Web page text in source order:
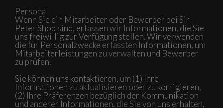
Personal
Wenn Sie ein Mitarbeiter oder Bewerber bei Sir
Peter Shop sind, erfassen wir Informationen, die Sie
uns freiwillig zur Verfügung stellen. Wir verwenden
die für Personalzwecke erfassten Informationen, um
Mitarbeiterleistungen zu verwalten und Bewerber
zu prüfen.
Sie können uns kontaktieren, um (1) Ihre
Informationen zu aktualisieren oder zu korrigieren,
(2) Ihre Präferenzen bezüglich der Kommunikation
und anderer Informationen, die Sie von uns erhalten,